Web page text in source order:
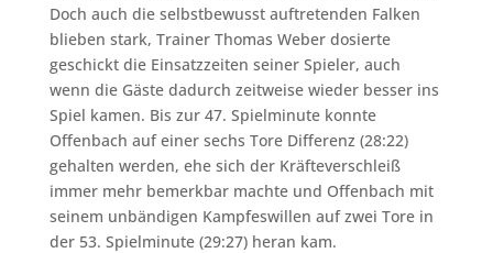
Doch auch die selbstbewusst auftretenden Falken
blieben stark, Trainer Thomas Weber dosierte
geschickt die Einsatzzeiten seiner Spieler, auch
wenn die Gäste dadurch zeitweise wieder besser ins
Spiel kamen. Bis zur 47. Spielminute konnte
Offenbach auf einer sechs Tore Differenz (28:22)
gehalten werden, ehe sich der Kräfteverschleiß
immer mehr bemerkbar machte und Offenbach mit
seinem unbändigen Kampfeswillen auf zwei Tore in
der 53. Spielminute (29:27) heran kam.